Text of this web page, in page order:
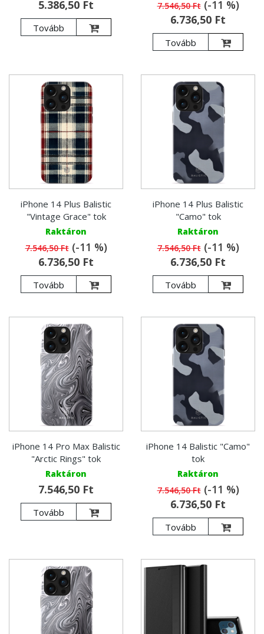
5.386,50 Ft
Tovább
7.546,50 Ft(-11 %)
6.736,50 Ft
Tovább
iPhone 14 Plus Balistic
"Vintage Grace" tok
Raktáron
7.546,50 Ft(-11 %)
6.736,50 Ft
Tovább
iPhone 14 Plus Balistic
"Camo" tok
Raktáron
7.546,50 Ft(-11 %)
6.736,50 Ft
Tovább
iPhone 14 Pro Max Balistic
"Arctic Rings" tok
Raktáron
7.546,50 Ft
Tovább
iPhone 14 Balistic "Camo"
tok
Raktáron
7.546,50 Ft(-11 %)
6.736,50 Ft
Tovább